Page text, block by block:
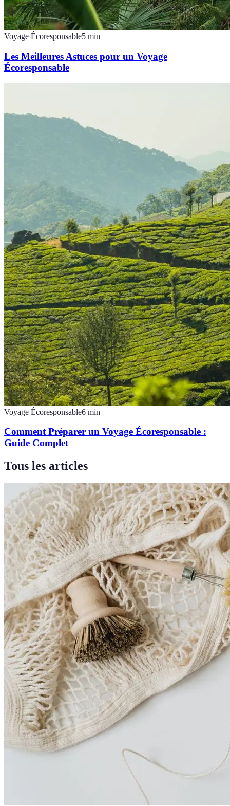
Voyage Écoresponsable5 min
Les Meilleures Astuces pour un Voyage
Écoresponsable
Voyage Écoresponsable6 min
Comment Préparer un Voyage Écoresponsable :
Guide Complet
Tous les articles